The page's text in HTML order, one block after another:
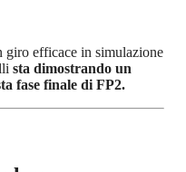
giro efficace in simulazione
sta dimostrando un
fase finale di FP2.